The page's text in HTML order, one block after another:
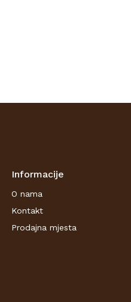
Informacije
O nama
Kontakt
Prodajna mjesta